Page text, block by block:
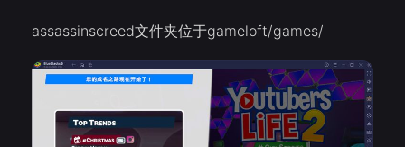
assassinscreed文件夹位于gameloft/games/